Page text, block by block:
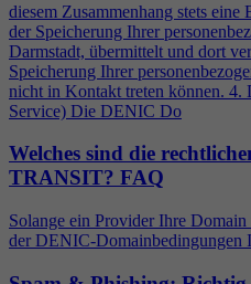
diesem Zusammenhang stets eine
der Speicherung Ihrer
Darmstadt, übermittelt und dort
Speicherung Ihrer
nicht in Kontakt treten können. 4.
Service) Die DENIC Do
Welches sind die
TRANSIT? FAQ
Solange ein Provider Ihre
der DENIC-Domainbedingungen